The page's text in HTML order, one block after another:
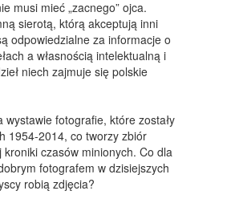
musi mieć „zacnego” ojca.
sierotą, którą akceptują inni
odpowiedzialne za informacje o
a własnością intelektualną i
niech zajmuje się polskie
wystawie fotografie, które zostały
1954-2014, co tworzy zbiór
kroniki czasów minionych. Co dla
fotografem w dzisiejszych
robią zdjęcia?